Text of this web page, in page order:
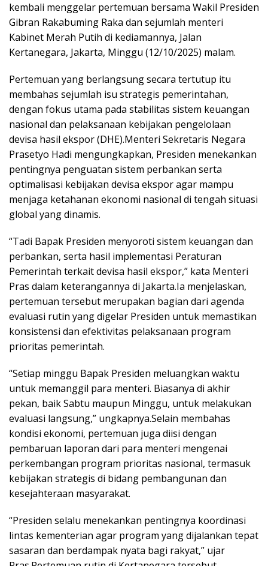
kembali menggelar pertemuan bersama Wakil Presiden
Gibran Rakabuming Raka dan sejumlah menteri
Kabinet Merah Putih di kediamannya, Jalan
Kertanegara, Jakarta, Minggu (12/10/2025) malam.
Pertemuan yang berlangsung secara tertutup itu
membahas sejumlah isu strategis pemerintahan,
dengan fokus utama pada stabilitas sistem keuangan
nasional dan pelaksanaan kebijakan pengelolaan
devisa hasil ekspor (DHE).Menteri Sekretaris Negara
Prasetyo Hadi mengungkapkan, Presiden menekankan
pentingnya penguatan sistem perbankan serta
optimalisasi kebijakan devisa ekspor agar mampu
menjaga ketahanan ekonomi nasional di tengah situasi
global yang dinamis.
“Tadi Bapak Presiden menyoroti sistem keuangan dan
perbankan, serta hasil implementasi Peraturan
Pemerintah terkait devisa hasil ekspor,” kata Menteri
Pras dalam keterangannya di Jakarta.Ia menjelaskan,
pertemuan tersebut merupakan bagian dari agenda
evaluasi rutin yang digelar Presiden untuk memastikan
konsistensi dan efektivitas pelaksanaan program
prioritas pemerintah.
“Setiap minggu Bapak Presiden meluangkan waktu
untuk memanggil para menteri. Biasanya di akhir
pekan, baik Sabtu maupun Minggu, untuk melakukan
evaluasi langsung,” ungkapnya.Selain membahas
kondisi ekonomi, pertemuan juga diisi dengan
pembaruan laporan dari para menteri mengenai
perkembangan program prioritas nasional, termasuk
kebijakan strategis di bidang pembangunan dan
kesejahteraan masyarakat.
“Presiden selalu menekankan pentingnya koordinasi
lintas kementerian agar program yang dijalankan tepat
sasaran dan berdampak nyata bagi rakyat,” ujar